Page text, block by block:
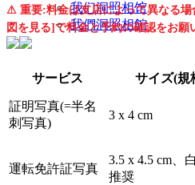
我们洞照相馆
我們洞照相館
⚠ 重要:料金は支店によって異なる
図を見る]で料金と予約の確認をお願
サービス サイズ(規
証明写真(=半名
刺写真)
3 x 4 cm
運転免許証写真
3.5 x 4.5 cm、
推奨